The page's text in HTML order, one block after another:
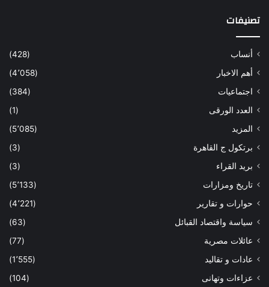
تصنيفات
أنساب
(428)
أهم الاخبار
(4٬058)
اجتماعيات
(384)
العدد الورقى
(1)
المزيد
(5٬085)
برتكول ج القاهرة
(3)
بريد القراء
(3)
تاريخ ومزارات
(5٬133)
حوارات و تقارير
(4٬221)
سياسة واقتصاد القبائل
(63)
عائلات مصرية
(77)
عادات و تقاليد
(1٬555)
عزاءات وتهانى
(104)